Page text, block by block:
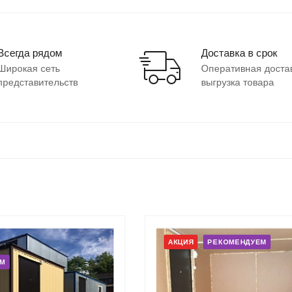
рядом
сеть
Доставка в срок
Оперативная
выгрузка товара
АКЦИЯ РЕКОМЕНДУЕМ